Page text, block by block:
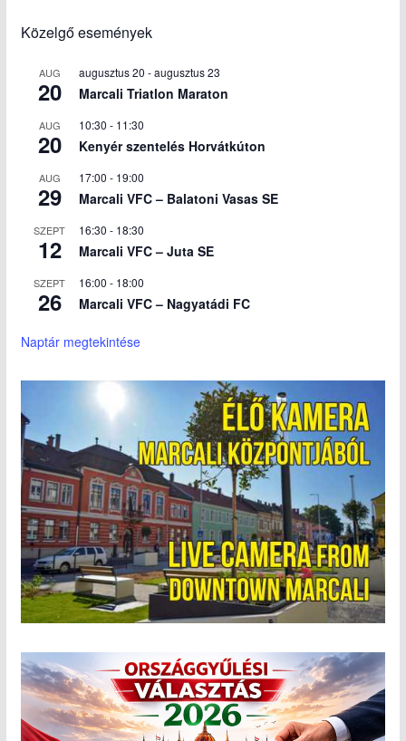
Közelgő események
AUG
20
augusztus 20 -augusztus 23
Marcali Triatlon Maraton
AUG
20
10:30 - 11:30
Kenyér szentelés Horvátkúton
AUG
29
17:00 - 19:00
Marcali VFC – Balatoni Vasas SE
SZEPT
12
16:30 - 18:30
Marcali VFC – Juta SE
SZEPT
26
16:00 - 18:00
Marcali VFC – Nagyatádi FC
Naptár megtekintése